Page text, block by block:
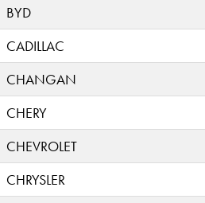
BYD
CADILLAC
CHANGAN
CHERY
CHEVROLET
CHRYSLER